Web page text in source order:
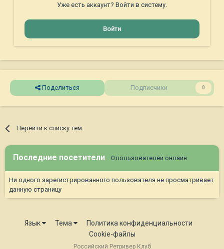
Уже есть аккаунт? Войти в систему.
Войти
Поделиться Подписчики 0
Перейти к списку тем
Последние посетители 0 пользователей онлайн
Ни одного зарегистрированного пользователя не просматривает
данную страницу
Язык Тема
Политика конфиденциальности
Cookie-файлы
Российский Ретривер Клуб